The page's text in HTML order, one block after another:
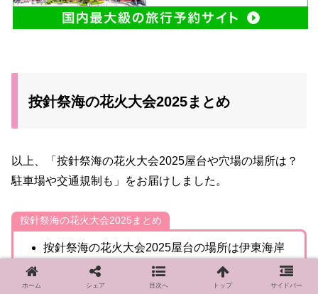
按針祭海の花火大会2025まとめ
以上、「按針祭海の花火大会2025屋台や穴場の場所は？
駐車場や交通規制も」をお届けしました。
按針祭海の花火大会2025まとめ
按針祭海の花火大会2025屋台の場所は伊東海岸
按針祭海の花火大会2025屋台の時間は15時から
ホーム シェア 目次へ トップ サイドバー